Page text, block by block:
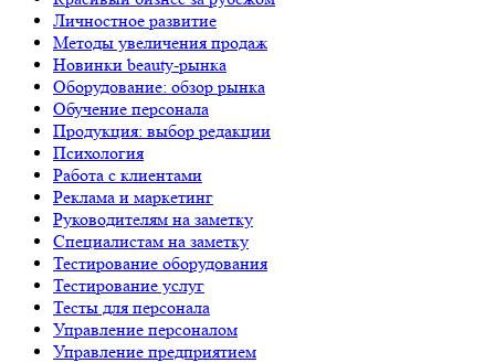
Личностное развитие
Методы увеличения продаж
Новинки beauty-рынка
Оборудование: обзор рынка
Обучение персонала
Продукция: выбор редакции
Психология
Работа с клиентами
Реклама и маркетинг
Руководителям на заметку
Специалистам на заметку
Тестирование оборудования
Тестирование услуг
Тесты для персонала
Управление персоналом
Управление предприятием